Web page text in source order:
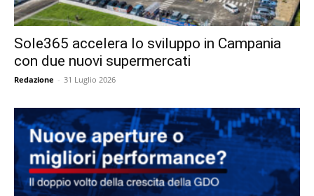
Sole365 accelera lo sviluppo in Campania
con due nuovi supermercati
Redazione - 31 Luglio 2026